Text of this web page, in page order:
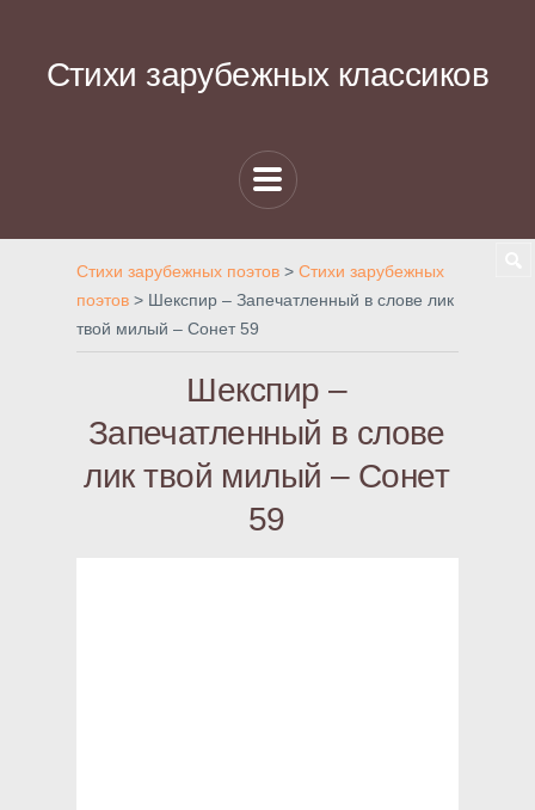
Стихи зарубежных классиков
Стихи зарубежных поэтов > Стихи зарубежных
поэтов > Шекспир – Запечатленный в слове лик
твой милый – Сонет 59
Шекспир –
Запечатленный в слове
лик твой милый – Сонет
59